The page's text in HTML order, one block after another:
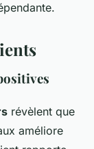
révèlent que
améliore